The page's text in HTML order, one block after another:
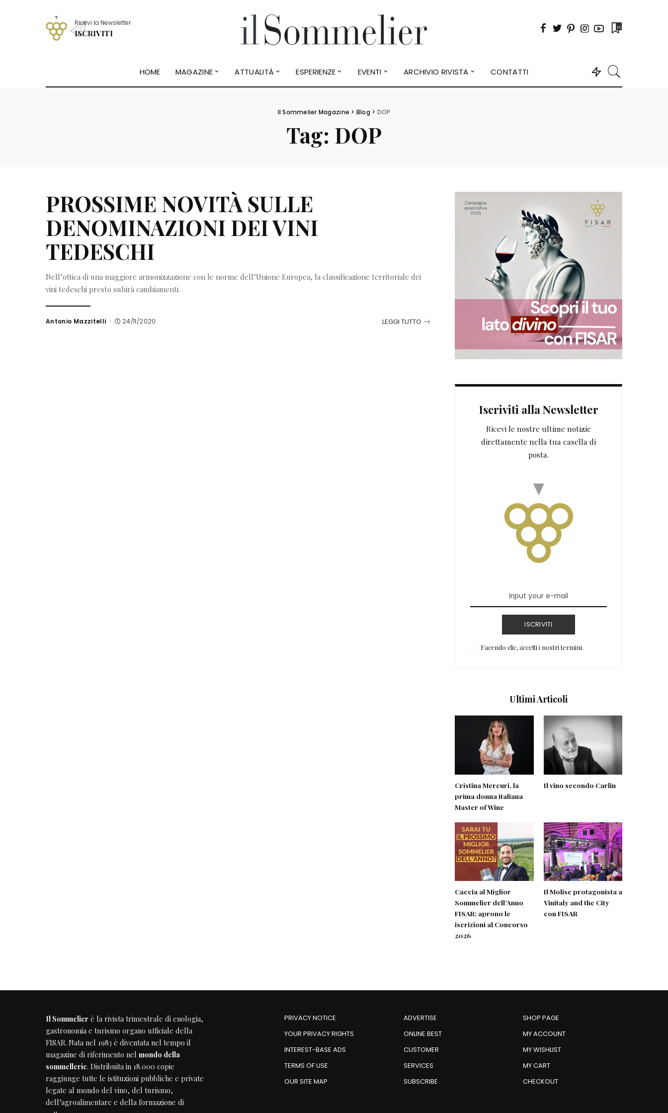
Ricevi la Newsletter
ISCRIVITI
0
HOME MAGAZINE ATTUALITÀ ESPERIENZE EVENTI ARCHIVIO RIVISTA CONTATTI
Il Sommelier Magazine > Blog > DOP
Tag: DOP
PROSSIME NOVITÀ SULLE
DENOMINAZIONI DEI VINI
TEDESCHI
Nell’ottica di una maggiore armonizzazione con le norme dell’Unione Europea, la classificazione territoriale dei
vini tedeschi presto subirà cambiamenti.
Posted
Antonio Mazzitelli 24/11/2020 LEGGI TUTTO
Iscriviti alla Newsletter
Ricevi le nostre ultime notizie
direttamente nella tua casella di
posta.
ISCRIVITI
Facendo clic, accetti i nostri termini.
Ultimi Articoli
Cristina Mercuri, la
prima donna italiana
Master of Wine
Il vino secondo Carlin
Caccia al Miglior
Sommelier dell’Anno
FISAR: aprono le
iscrizioni al Concorso
2026
Il Molise protagonista a
Vinitaly and the City
con FISAR
Il Sommelier è la rivista trimestrale di enologia,
gastronomia e turismo organo ufficiale della
FISAR. Nata nel 1983 è diventata nel tempo il
magazine di riferimento nel mondo della
sommellerie. Distribuita in 18.000 copie
raggiunge tutte le istituzioni pubbliche e private
legate al mondo del vino, del turismo,
dell’agroalimentare e della formazione di
PRIVACY NOTICE
YOUR PRIVACY RIGHTS
INTEREST-BASE ADS
TERMS OF USE
OUR SITE MAP
ADVERTISE
ONLINE BEST
CUSTOMER
SERVICES
SUBSCRIBE
SHOP PAGE
MY ACCOUNT
MY WISHLIST
MY CART
CHECKOUT